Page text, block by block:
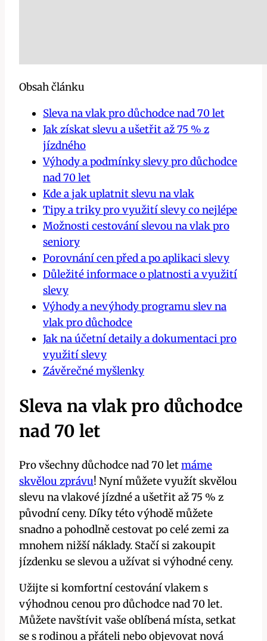
Obsah článku
Sleva na vlak pro důchodce nad 70 let
Jak získat slevu a ušetřit až 75 % z
jízdného
Výhody a podmínky slevy pro důchodce
nad 70 let
Kde a jak uplatnit slevu na vlak
Tipy a triky pro využití slevy co nejlépe
Možnosti cestování slevou na vlak pro
seniory
Porovnání cen před a po aplikaci slevy
Důležité informace o platnosti a využití
slevy
Výhody a nevýhody programu slev na
vlak pro důchodce
Jak na účetní detaily a dokumentaci pro
využití slevy
Závěrečné myšlenky
Sleva na vlak pro důchodce
nad 70 let
Pro všechny důchodce nad 70 letmáme
skvělou zprávu! Nyní můžete využít skvělou
slevu na vlakové jízdné a ušetřit až 75 % z
původní ceny. Díky této výhodě můžete
snadno a pohodlně cestovat po celé zemi za
mnohem nižší náklady. Stačí si zakoupit
jízdenku se slevou a užívat si výhodné ceny.
Užijte si komfortní cestování vlakem s
výhodnou cenou pro důchodce nad 70 let.
Můžete navštívit vaše oblíbená místa, setkat
se s rodinou a přáteli nebo objevovat nová